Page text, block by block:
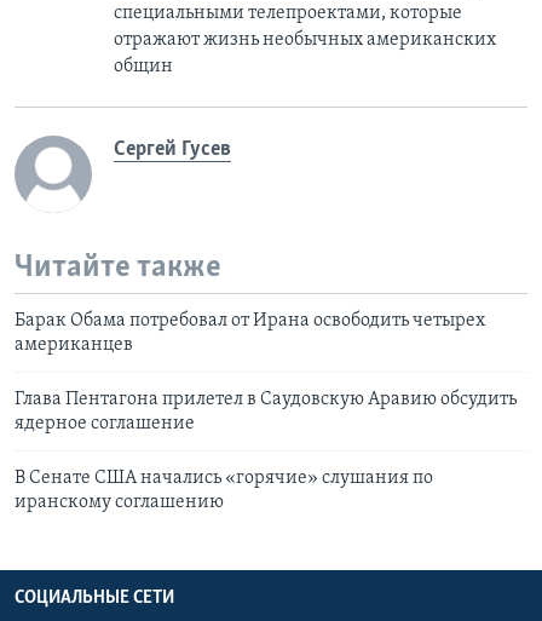
специальными телепроектами, которые
отражают жизнь необычных американских
общин
Сергей Гусев
Читайте также
Барак Обама потребовал от Ирана освободить четырех
американцев
Глава Пентагона прилетел в Саудовскую Аравию обсудить
ядерное соглашение
В Сенате США начались «горячие» слушания по
иранскому соглашению
СОЦИАЛЬНЫЕ СЕТИ